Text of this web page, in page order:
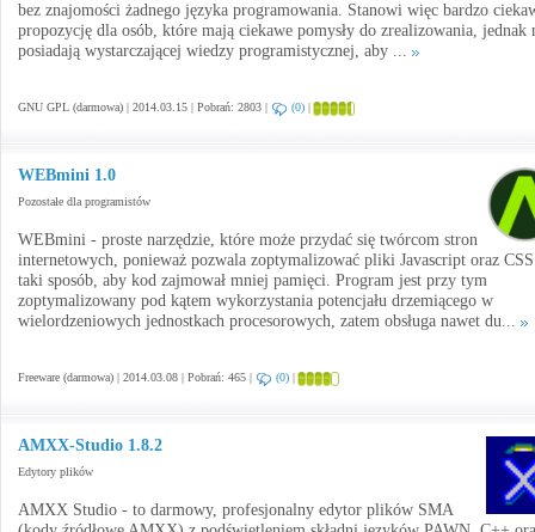
bez znajomości żadnego języka programowania. Stanowi więc bardzo
propozycję dla osób, które mają ciekawe pomysły do zrealizowania, jednak
posiadają wystarczającej wiedzy programistycznej, aby ...
GNU GPL (darmowa) | 2014.03.15 | Pobrań: 2803 | (0) |
WEBmini 1.0
Pozostałe dla programistów
WEBmini - proste narzędzie, które może przydać się twórcom stron
internetowych, ponieważ pozwala zoptymalizować pliki Javascript oraz
taki sposób, aby kod zajmował mniej pamięci. Program jest przy tym
zoptymalizowany pod kątem wykorzystania potencjału drzemiącego w
wielordzeniowych jednostkach procesorowych, zatem obsługa nawet du...
Freeware (darmowa) | 2014.03.08 | Pobrań: 465 | (0) |
AMXX-Studio 1.8.2
Edytory plików
AMXX Studio - to darmowy, profesjonalny edytor plików SMA